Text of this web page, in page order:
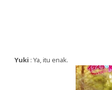
Yuki : Ya, itu enak.